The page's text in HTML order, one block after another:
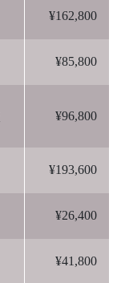
¥162,800
¥85,800
¥96,800
¥193,600
¥26,400
¥41,800